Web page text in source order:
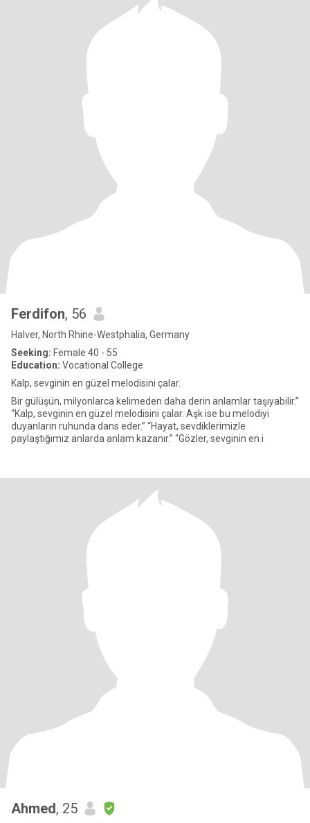
Ferdifon, 56
Halver, North Rhine-Westphalia, Germany
Seeking: Female 40 - 55
Education: Vocational College
Kalp, sevginin en güzel melodisini çalar.
Bir gülüşün, milyonlarca kelimeden daha derin anlamlar taşıyabilir.”
“Kalp, sevginin en güzel melodisini çalar. Aşk ise bu melodiyi
duyanların ruhunda dans eder.” “Hayat, sevdiklerimizle
paylaştığımız anlarda anlam kazanır.” “Gözler, sevginin en i
Ahmed, 25